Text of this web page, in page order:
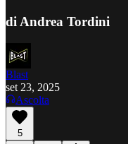
di Andrea Tordini
Blast
set 23, 2025
Ascolta
5